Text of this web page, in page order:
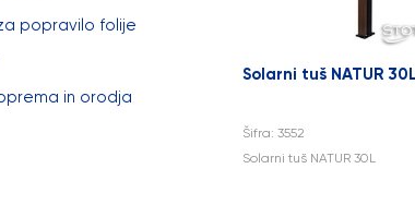
popravilo folije
in orodja
Solarni tuš NATUR 30L
Šifra: 3552
Solarni tuš NATUR 30L